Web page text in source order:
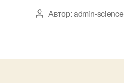
Автор
Автор:admin-science